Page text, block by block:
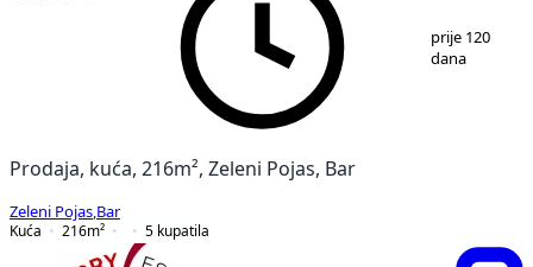
12
prije 120
dana
Prodaja, kuća, 216m², Zeleni Pojas, Bar
Zeleni Pojas Bar
Kuća
216m² 5 kupatila